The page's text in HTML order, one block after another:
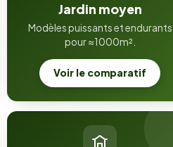
Jardin moyen
Modèles puissants et endurants
pour ≈1000m².
Voir le comparatif